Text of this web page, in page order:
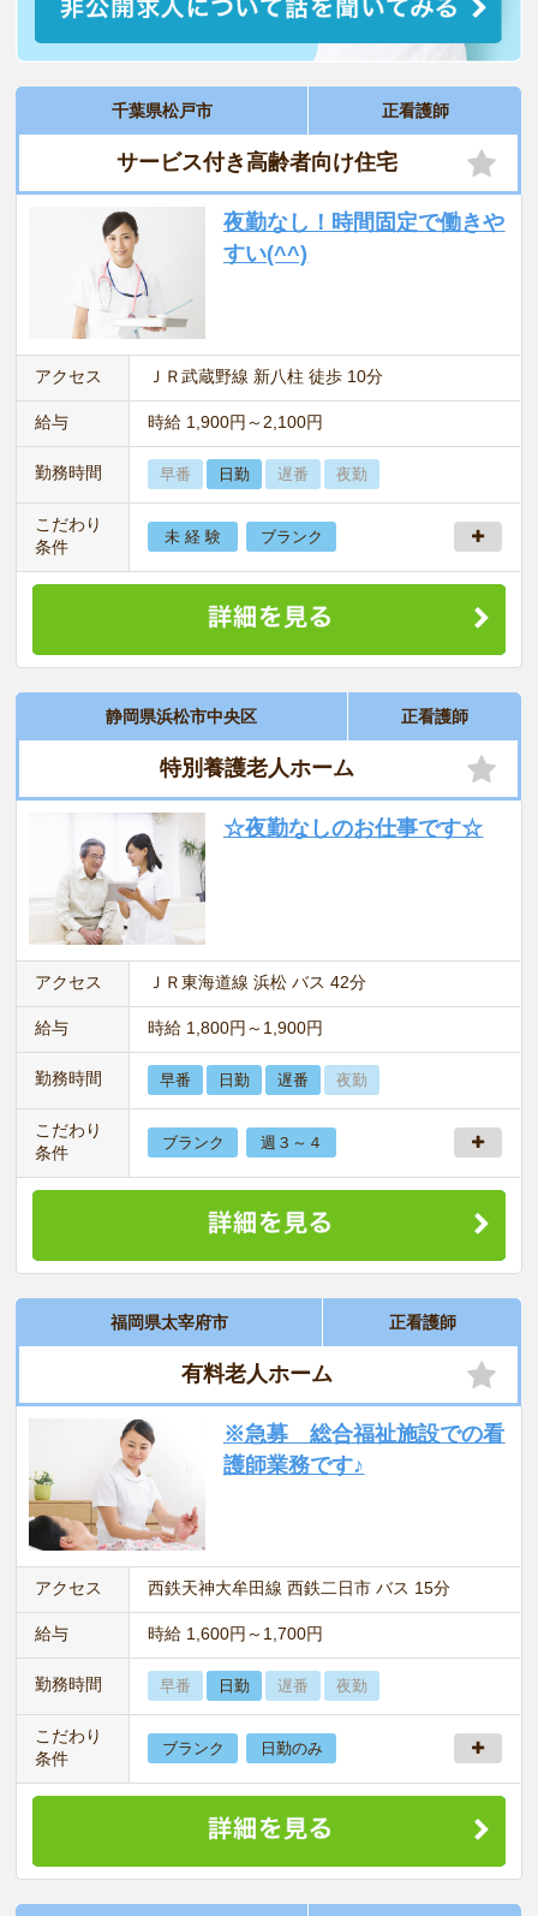
千葉県松戸市 正看護師
サービス付き高齢者向け住宅
夜勤なし！時間固定で働きや
すい(^^)
アクセス ＪＲ武蔵野線 新八柱 徒歩 10分
給与 時給 1,900円～2,100円
勤務時間 早番 日勤 遅番 夜勤
こだわり
条件
未 経 験 ブランク
静岡県浜松市中央区 正看護師
特別養護老人ホーム
☆夜勤なしのお仕事です☆
アクセス ＪＲ東海道線 浜松 バス 42分
給与 時給 1,800円～1,900円
勤務時間 早番 日勤 遅番 夜勤
こだわり
条件
ブランク 週３～４
福岡県太宰府市 正看護師
有料老人ホーム
※急募 総合福祉施設での看
護師業務です♪
アクセス 西鉄天神大牟田線 西鉄二日市 バス 15分
給与 時給 1,600円～1,700円
勤務時間 早番 日勤 遅番 夜勤
こだわり
条件
ブランク 日勤のみ